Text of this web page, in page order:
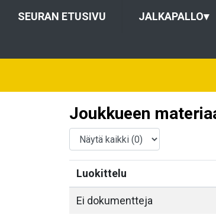
SEURAN ETUSIVU JALKAPALLO▾
Joukkueen
Luokittelu
Ei dokumentteja